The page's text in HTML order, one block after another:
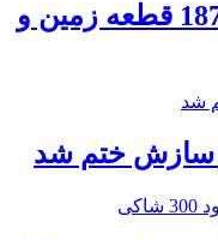
توقیف 86خودروی لوکس، 187 قطعه زمین و